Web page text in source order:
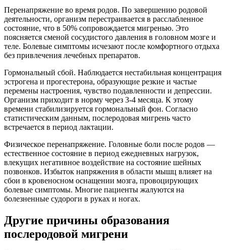
Перенапряжение во время родов. По завершению родовой
деятельности, организм перестраивается в расслабленное
состояние, что в 50% сопровождается мигренью. Это
поясняется сменой сосудистого давления в головном мозге и
теле. Болевые симптомы исчезают после комфортного отдыха
без привлечения лечебных препаратов.
Гормональный сбой. Наблюдается нестабильная концентрация
эстрогена и прогестерона, образующие резкие и частые
перемены настроения, чувство подавленности и депрессии.
Организм приходит в норму через 3-4 месяца. К этому
времени стабилизируется гормональный фон. Согласно
статистическим данным, послеродовая мигрень часто
встречается в период лактации.
Физическое перенапряжение. Головные боли после родов —
естественное состояние в период ежедневных нагрузок,
влекущих негативное воздействие на состояние шейных
позвонков. Избыток напряжения в области мышц влияет на
сбои в кровеносном оснащении мозга, провоцирующих
болевые симптомы. Многие пациенты жалуются на
болезненные судороги в руках и ногах.
Другие причины образования
послеродовой мигрени